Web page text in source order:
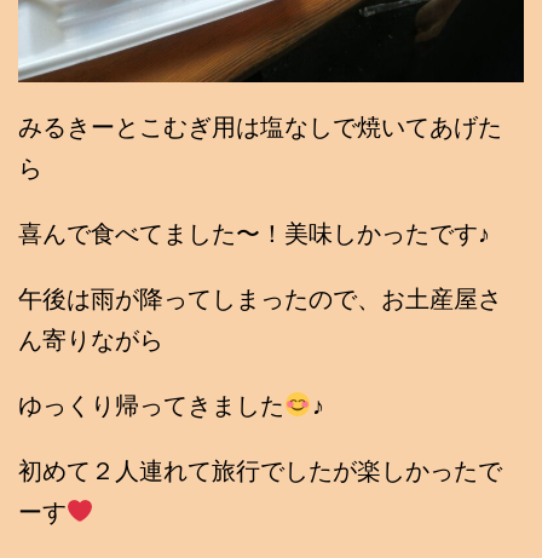
みるきーとこむぎ用は塩なしで焼いてあげた
ら
喜んで食べてました〜！美味しかったです♪
午後は雨が降ってしまったので、お土産屋さ
ん寄りながら
ゆっくり帰ってきました ♪
初めて２人連れて旅行でしたが楽しかったで
ーす